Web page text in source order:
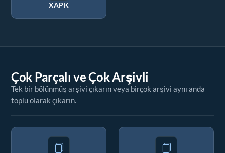
XAPK
Çok Parçalı ve Çok Arşivli
Tek bir bölünmüş arşivi çıkarın veya birçok arşivi aynı anda
toplu olarak çıkarın.